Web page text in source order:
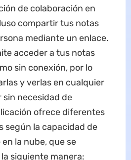
de colaboración en
compartir tus notas
mediante un enlace.
acceder a tus notas
sin conexión, por lo
y verlas en cualquier
necesidad de
ofrece diferentes
según la capacidad de
la nube, que se
siguiente manera: